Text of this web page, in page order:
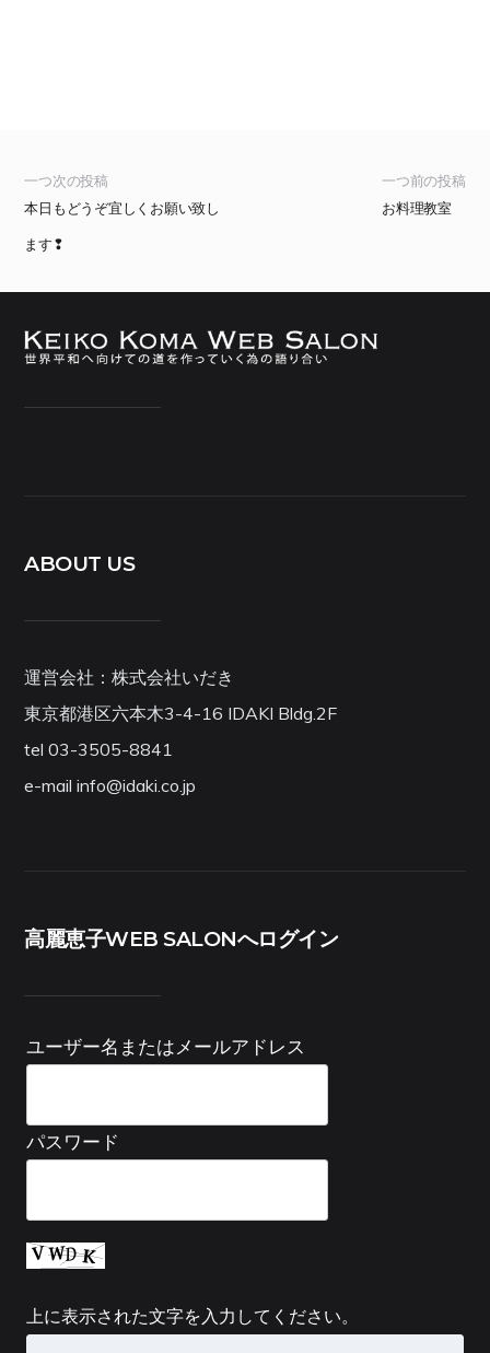
一つ前の投稿
お料理教室
一つ次の投稿
本日もどうぞ宜しくお願い致し
ます❢
ABOUT US
運営会社：株式会社いだき
東京都港区六本木3-4-16 IDAKI Bldg.2F
tel 03-3505-8841
e-mail info@idaki.co.jp
高麗恵子WEB SALONへログイン
ユーザー名またはメールアドレス
パスワード
上に表示された文字を入力してください。